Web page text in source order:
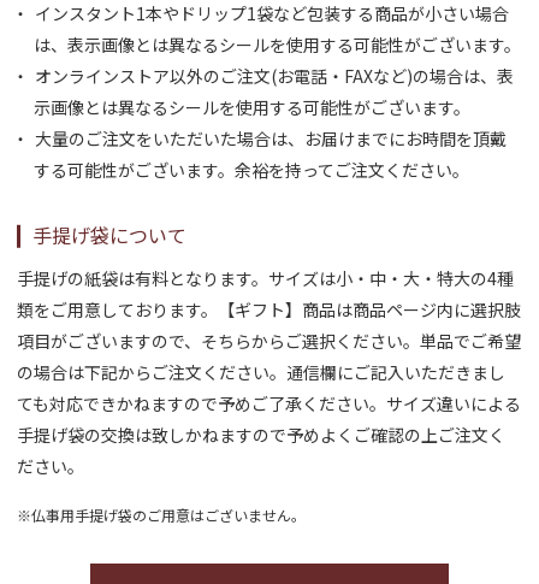
インスタント1本やドリップ1袋など包装する商品が小さい場合
は、表示画像とは異なるシールを使用する可能性がございます。
オンラインストア以外のご注文(お電話・FAXなど)の場合は、表
示画像とは異なるシールを使用する可能性がございます。
大量のご注文をいただいた場合は、お届けまでにお時間を頂戴
する可能性がございます。余裕を持ってご注文ください。
手提げ袋について
手提げの紙袋は有料となります。サイズは小・中・大・特大の4種
類をご用意しております。【ギフト】商品は商品ページ内に選択肢
項目がございますので、そちらからご選択ください。単品でご希望
の場合は下記からご注文ください。通信欄にご記入いただきまし
ても対応できかねますので予めご了承ください。サイズ違いによる
手提げ袋の交換は致しかねますので予めよくご確認の上ご注文く
ださい。
※仏事用手提げ袋のご用意はございません。